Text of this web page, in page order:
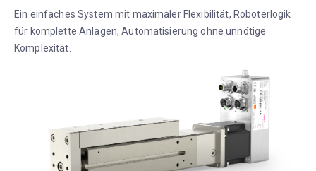
Ein einfaches System mit maximaler Flexibilität, Roboterlogik
für komplette Anlagen, Automatisierung ohne unnötige
Komplexität.